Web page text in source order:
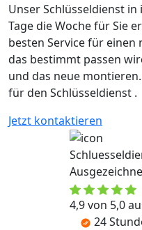
Unser Schlüsseldienst in
Tage die Woche für Sie
besten Service für einen
das bestimmt passen
und das neue
für den Schlüsseldienst .
Jetzt kontaktieren
4,9 von 5,0
24